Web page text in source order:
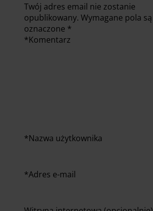
Twój adres email nie zostanie
opublikowany. Wymagane pola są
oznaczone *
*Komentarz
*Nazwa użytkownika
*Adres e-mail